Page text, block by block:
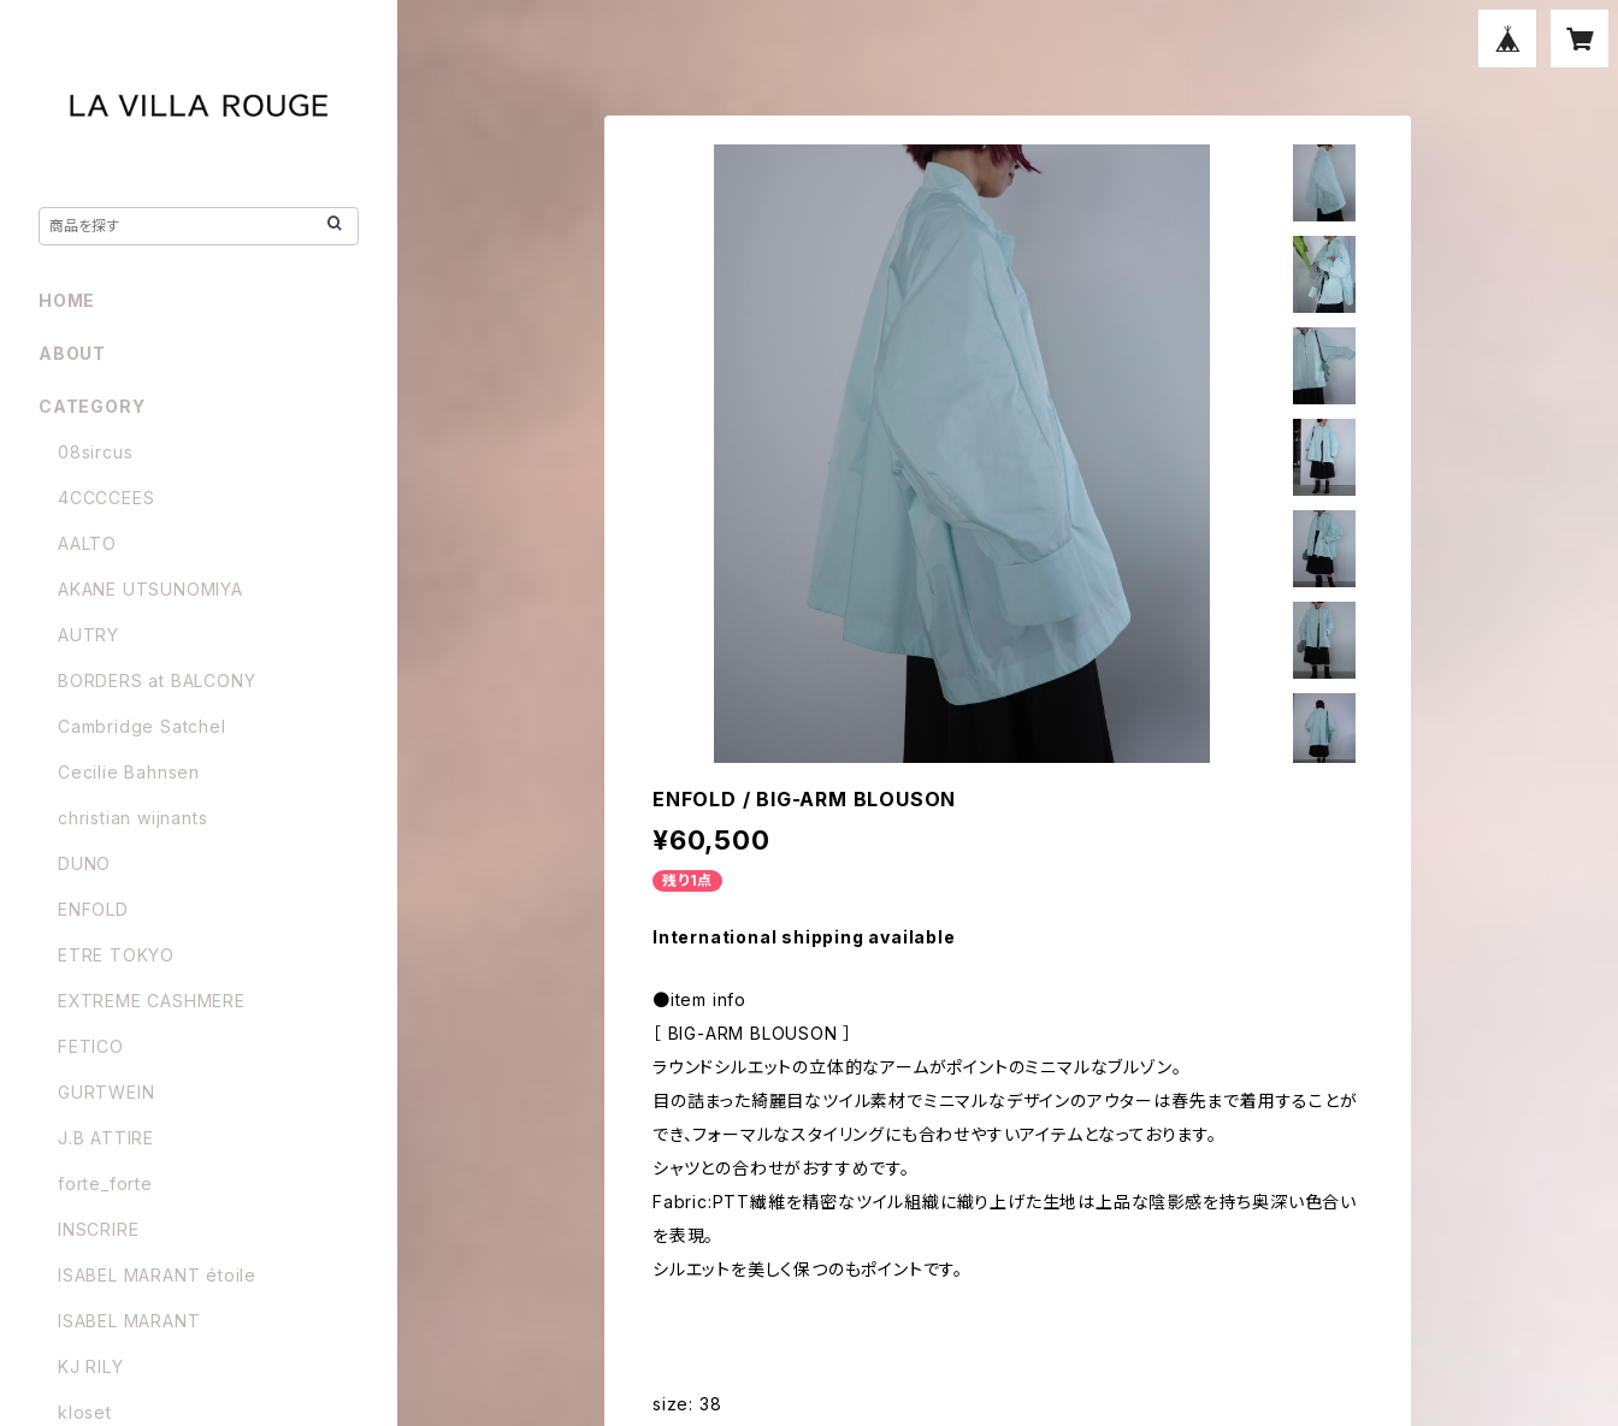
ENFOLD / BIG-ARM BLOUSON
¥60,500
残り1点
International shipping available
●item info
［ BIG-ARM BLOUSON ］
ラウンドシルエットの立体的なアームがポイントのミニマルなブルゾン。
目の詰まった綺麗目なツイル素材でミニマルなデザインのアウターは春先まで着用することが
でき、フォーマルなスタイリングにも合わせやすいアイテムとなっております。
シャツとの合わせがおすすめです。
Fabric:PTT繊維を精密なツイル組織に織り上げた生地は上品な陰影感を持ち奥深い色合い
を表現。
シルエットを美しく保つのもポイントです。
size: 38
HOME
ABOUT
CATEGORY
08sircus
4CCCCEES
AALTO
AKANE UTSUNOMIYA
AUTRY
BORDERS at BALCONY
Cambridge Satchel
Cecilie Bahnsen
christian wijnants
DUNO
ENFOLD
ETRE TOKYO
EXTREME CASHMERE
FETICO
GURTWEIN
J.B ATTIRE
forte_forte
INSCRIRE
ISABEL MARANT étoile
ISABEL MARANT
KJ RILY
kloset